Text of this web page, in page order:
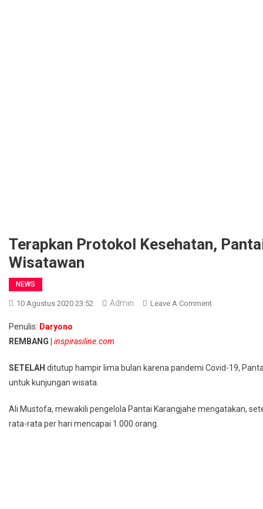
Terapkan Protokol Kesehatan,
Wisatawan
NEWS
10 Agustus 2020 23:52 Admin Leave A CommentOn
Karangjahe
Wisatawan
Penulis: Daryono
REMBANG |
inspirasiline.com
SETELAH ditutup hampir lima bulan karena pandemi Covid-19,
untuk kunjungan wisata.
Ali Mustofa, mewakili pengelola Pantai Karangjahe mengatakan,
rata-rata per hari mencapai 1.000 orang.